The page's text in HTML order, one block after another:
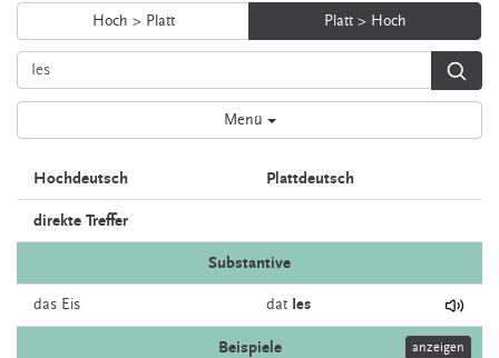
Hoch > Platt Platt > Hoch
Menü
Hochdeutsch Plattdeutsch
direkte Treffer
Substantive
das Eis dat Ies
Beispiele anzeigen